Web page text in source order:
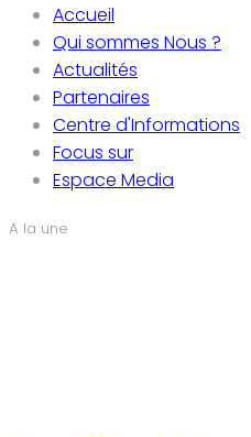
Accueil
Qui sommes Nous ?
Actualités
Partenaires
Centre d'Informations
Focus sur
Espace Media
A la une